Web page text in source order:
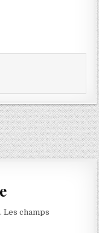
Les champs